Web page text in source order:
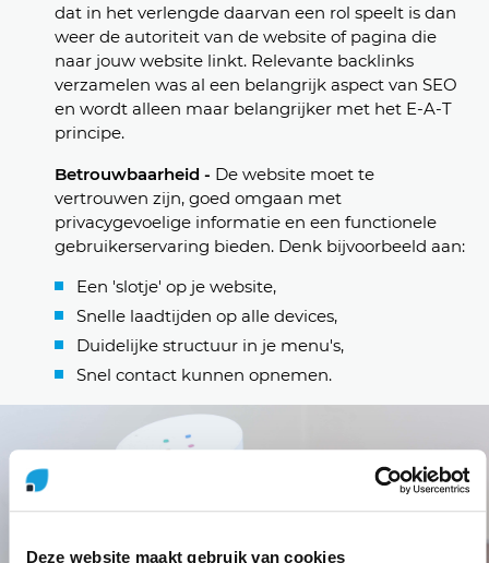
Deze website maakt gebruik van cookies
dat in het verlengde daarvan een rol speelt is dan
weer de autoriteit van de website of pagina die
naar jouw website linkt. Relevante backlinks
verzamelen was al een belangrijk aspect van SEO
en wordt alleen maar belangrijker met het E-A-T
principe.
Betrouwbaarheid - De website moet te
vertrouwen zijn, goed omgaan met
privacygevoelige informatie en een functionele
gebruikerservaring bieden. Denk bijvoorbeeld aan:
Een 'slotje' op je website,
Snelle laadtijden op alle devices,
Duidelijke structuur in je menu's,
Snel contact kunnen opnemen.